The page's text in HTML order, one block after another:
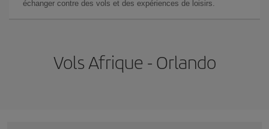
échanger contre des vols et des expériences de loisirs.
Vols Afrique - Orlando